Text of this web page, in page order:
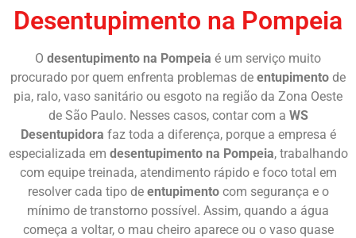
Desentupimento na Pompeia
O desentupimento na Pompeia é um serviço muito
procurado por quem enfrenta problemas de entupimento de
pia, ralo, vaso sanitário ou esgoto na região da Zona Oeste
de São Paulo. Nesses casos, contar com a WS
Desentupidora faz toda a diferença, porque a empresa é
especializada em desentupimento na Pompeia, trabalhando
com equipe treinada, atendimento rápido e foco total em
resolver cada tipo de entupimentocom segurança e o
mínimo de transtorno possível. Assim, quando a água
começa a voltar, o mau cheiro aparece ou o vaso quase